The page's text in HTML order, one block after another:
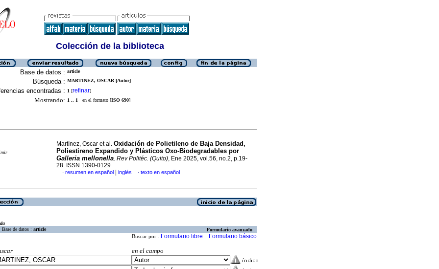
Colección de la biblioteca
Base de datos : article
Búsqueda : MARTINEZ, OSCAR [Autor]
encontradas : 1 [refinar]
Mostrando: 1 .. 1 en el formato [ISO 690]
Martínez, Oscar et al. Oxidación de Polietileno de Baja Densidad,
Poliestireno Expandido y Plásticos Oxo-Biodegradables por
Galleria mellonella. Rev Politéc. (Quito), Ene 2025, vol.56, no.2, p.19-
28. ISSN 1390-0129
· resumen en español inglés · texto en español
Base de datos : article Formulario avanzado
Buscar por : Formulario libre Formulario básico
en el campo